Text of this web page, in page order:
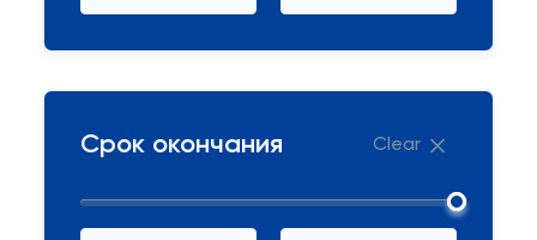
Срок окончания Clear